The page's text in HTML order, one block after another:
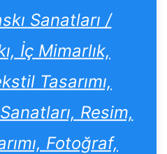
Sanatları /
İç Mimarlık,
Tasarımı,
Resim,
Fotoğraf,